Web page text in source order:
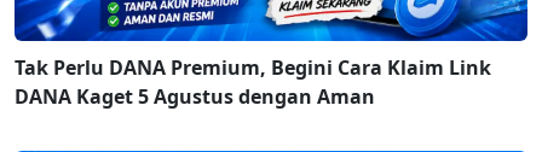
Tak Perlu DANA Premium, Begini Cara Klaim Link
DANA Kaget 5 Agustus dengan Aman